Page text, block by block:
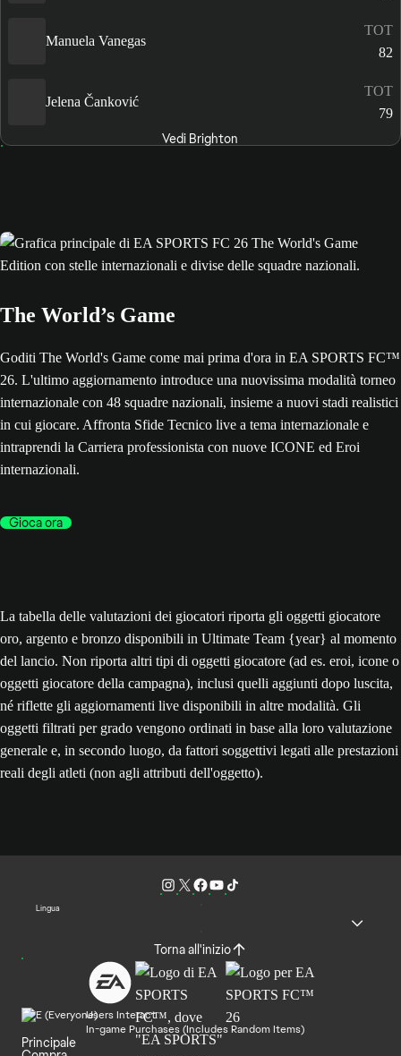
Manuela Vanegas
TOT
82
Jelena Čanković
TOT
79
Vedi Brighton
The World’s Game
Goditi The World's Game come mai prima d'ora in EA SPORTS FC™
26. L'ultimo aggiornamento introduce una nuovissima modalità torneo
internazionale con 48 squadre nazionali, insieme a nuovi stadi realistici
in cui giocare. Affronta Sfide Tecnico live a tema internazionale e
intraprendi la Carriera professionista con nuove ICONE ed Eroi
internazionali.
Gioca ora
La tabella delle valutazioni dei giocatori riporta gli oggetti giocatore
oro, argento e bronzo disponibili in Ultimate Team {year} al momento
del lancio. Non riporta altri tipi di oggetti giocatore (ad es. eroi, icone o
oggetti giocatore della campagna), inclusi quelli aggiunti dopo luscita,
né riflette gli aggiornamenti live disponibili in altre modalità. Gli
oggetti filtrati per grado vengono ordinati in base alla loro valutazione
generale e, in secondo luogo, da fattori soggettivi legati alle prestazioni
reali degli atleti (non agli attributi dell'oggetto).
Lingua
Torna all'inizio
Users Interact
In-game Purchases (Includes Random Items)
Principale